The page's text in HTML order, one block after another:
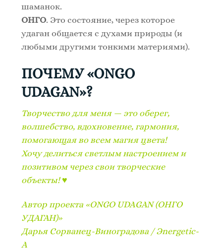
шаманок.
ОНГО. Это состояние, через которое
удаган общается с духами природы (и
любыми другими тонкими материями).
ПОЧЕМУ«ONGO
UDAGAN»?
Творчество для меня — это оберег,
волшебство, вдохновение, гармония,
помогающая во всем магия цвета!
Хочу делиться светлым настроением и
позитивом через свои творческие
объекты! ♥
Автор проекта «ONGO UDAGAN (ОНГО
УДАГАН)»
Дарья Сорванец-Виноградова / Эnergetic-
A